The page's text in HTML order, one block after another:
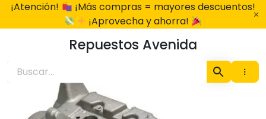
¡Atención!
¡Más compras = mayores descuentos!
¡Aprovecha y ahorra!
Repuestos Avenida